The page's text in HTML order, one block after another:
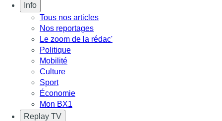
Info
Tous nos articles
Nos reportages
Le zoom de la rédac'
Politique
Mobilité
Culture
Sport
Économie
Mon BX1
Replay TV